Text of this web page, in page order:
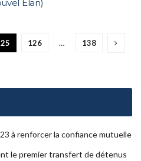
Elan)
126 … 138
à renforcer la confiance mutuelle
le premier transfert de détenus